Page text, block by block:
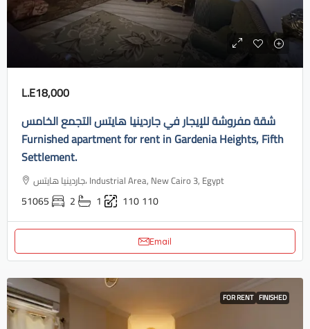
L.E18,000
شقة مفروشة للإيجار في جاردينيا هايتس التجمع الخامس
Furnished apartment for rent in Gardenia Heights, Fifth
Settlement.
جاردينيا هايتس، Industrial Area, New Cairo 3, Egypt
51065 2 1 110110
Email
FOR RENT FINISHED